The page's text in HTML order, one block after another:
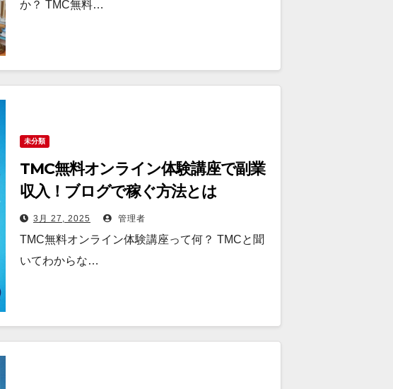
か？ TMC無料…
未分類
TMC無料オンライン体験講座で副業
収入！ブログで稼ぐ方法とは
3月 27, 2025 管理者
TMC無料オンライン体験講座って何？ TMCと聞
いてわからな…